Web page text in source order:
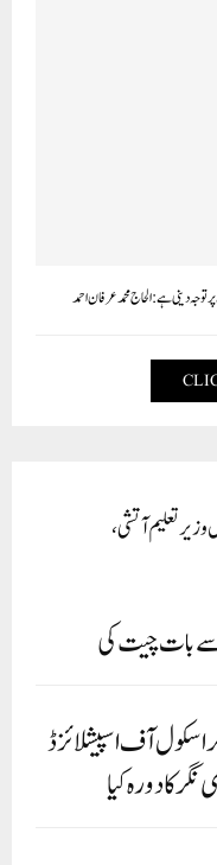
دینی ہے: الحاج محمد عرفان احمد
تعلیم آتشی،
بات چیت کی
اسکول آف اسپیشلائزڈ
کا دورہ کیا